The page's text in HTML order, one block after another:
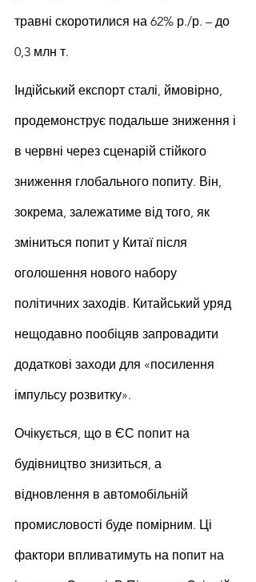
травні скоротилися на 62% р./р. – до
0,3 млн т.
Індійський експорт сталі, ймовірно,
продемонструє подальше зниження і
в червні через сценарій стійкого
зниження глобального попиту. Він,
зокрема, залежатиме від того, як
зміниться попит у Китаї після
оголошення нового набору
політичних заходів. Китайський уряд
нещодавно пообіцяв запровадити
додаткові заходи для «посилення
імпульсу розвитку».
Очікується, що в ЄС попит на
будівництво знизиться, а
відновлення в автомобільній
промисловості буде помірним. Ці
фактори впливатимуть на попит на